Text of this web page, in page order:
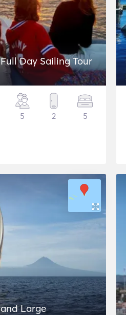
Day Sailing Tour
5 2 5
Large